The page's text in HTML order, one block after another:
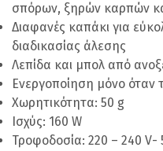
σπόρων, ξηρών καρπών
Διαφανές καπάκι για
διαδικασίας άλεσης
Λεπίδα και μπολ από
Ενεργοποίηση μόνο όταν
Χωρητικότητα: 50 g
Ισχύς: 160 W
Τροφοδοσία: 220 – 240 V-